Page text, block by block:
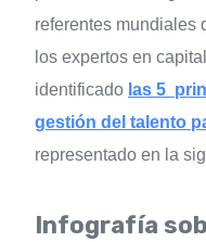
referentes mundiales
los expertos en
identificado las 5
gestión del talento
representado en la
Infografía